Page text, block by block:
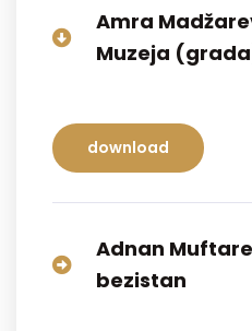
Amra
Muzeja
download
Adnan
bezistan